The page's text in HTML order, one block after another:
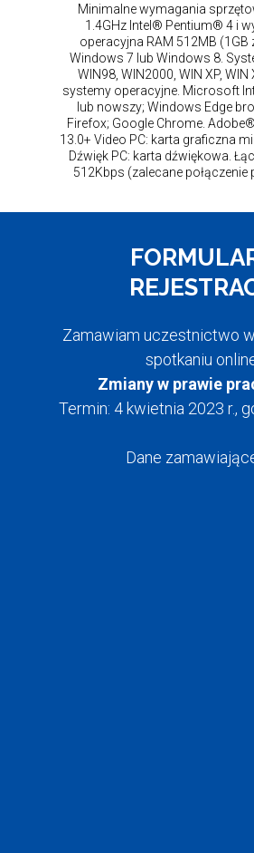
Minimalne wymagania
1.4GHz Intel® Pentium® 4 i
operacyjna RAM 512MB (1GB
Windows 7 lub Windows 8.
WIN98, WIN2000, WIN XP, WIN
systemy operacyjne. Microsoft
lub nowszy; Windows Edge
Firefox; Google Chrome.
13.0+ Video PC: karta graficzna
Dźwięk PC: karta dźwiękowa.
512Kbps (zalecane połączenie
Zamawiam uczestnictwo
spotkaniu
Zmiany w prawie
Termin: 4 kwietnia 2023 r.,
Dane